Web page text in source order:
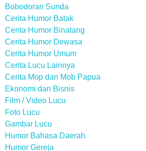
Bobodoran Sunda
Cerita Humor Batak
Cerita Humor Binatang
Cerita Humor Dewasa
Cerita Humor Umum
Cerita Lucu Lainnya
Cerita Mop dan Mob Papua
Ekonomi dan Bisnis
Film / Video Lucu
Foto Lucu
Gambar Lucu
Humor Bahasa Daerah
Humor Gereja